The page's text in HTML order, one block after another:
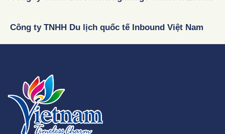
Công ty TNHH Du lịch quốc tế Inbound Việt Nam